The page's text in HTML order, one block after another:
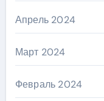
Апрель 2024
Март 2024
Февраль 2024